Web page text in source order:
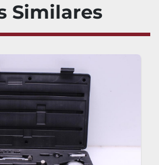
Similares